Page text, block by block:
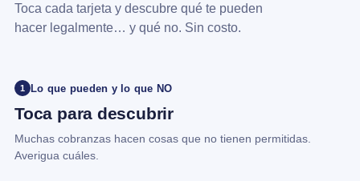
Toca cada tarjeta y descubre qué te pueden
hacer legalmente… y qué no. Sin costo.
1 Lo que pueden y lo que NO
Toca para descubrir
Muchas cobranzas hacen cosas que no tienen permitidas.
Averigua cuáles.